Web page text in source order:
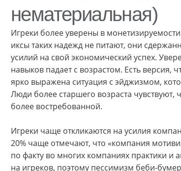
нематериальная)
Игреки более уверены в
иксы таких надежд не питают, они
усилий на свой экономический успех.
навыков падает с возрастом. Есть версия,
ярко выражена ситуация с эйджизмом,
Люди более старшего возраста
более востребованной.
Игреки чаще откликаются на усилия
20% чаще отмечают, что «компания
по факту во многих компаниях практики и
на игреков, поэтому пессимизм беби-